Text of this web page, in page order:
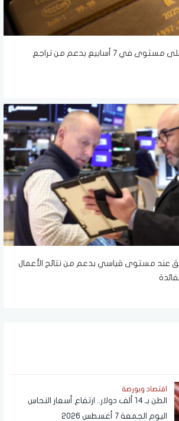
أسعار الذهب تقفز لأعلى مستوى في 7 أسابيع بدعم من تراجع
عند مستوى قياسي بدعم من نتائج الأعمال
اقتصاد وبورصة
الطن بـ 14 ألف دولار.. ارتفاع أسعار النحاس
اليوم الجمعة 7 أغسطس 2026